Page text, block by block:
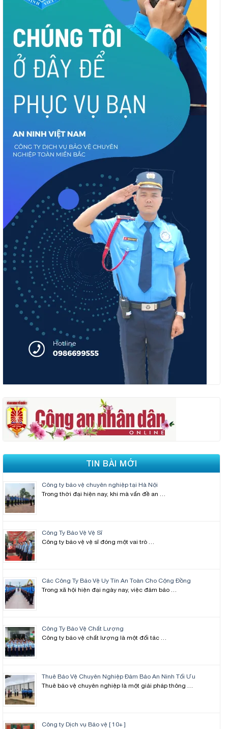
TIN BÀI MỚI
Công ty bảo vệ chuyên nghiệp tại Hà Nội
Trong thời đại hiện nay, khi mà vấn đề an …
Công Ty Bảo Vệ Vệ Sĩ
Công ty bảo vệ vệ sĩ đóng một vai trò …
Các Công Ty Bảo Vệ Uy Tín An Toàn Cho Cộng Đồng
Trong xã hội hiện đại ngày nay, việc đảm bảo …
Công Ty Bảo Vệ Chất Lượng
Công ty bảo vệ chất lượng là một đối tác …
Thuê Bảo Vệ Chuyên Nghiệp Đảm Bảo An Ninh Tối Ưu
Thuê bảo vệ chuyên nghiệp là một giải pháp thông …
Công ty Dịch vụ Bảo vệ [ 10+ ]